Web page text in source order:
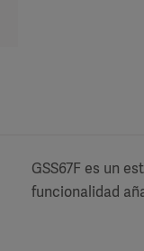
GSS67F es un
funcionalidad